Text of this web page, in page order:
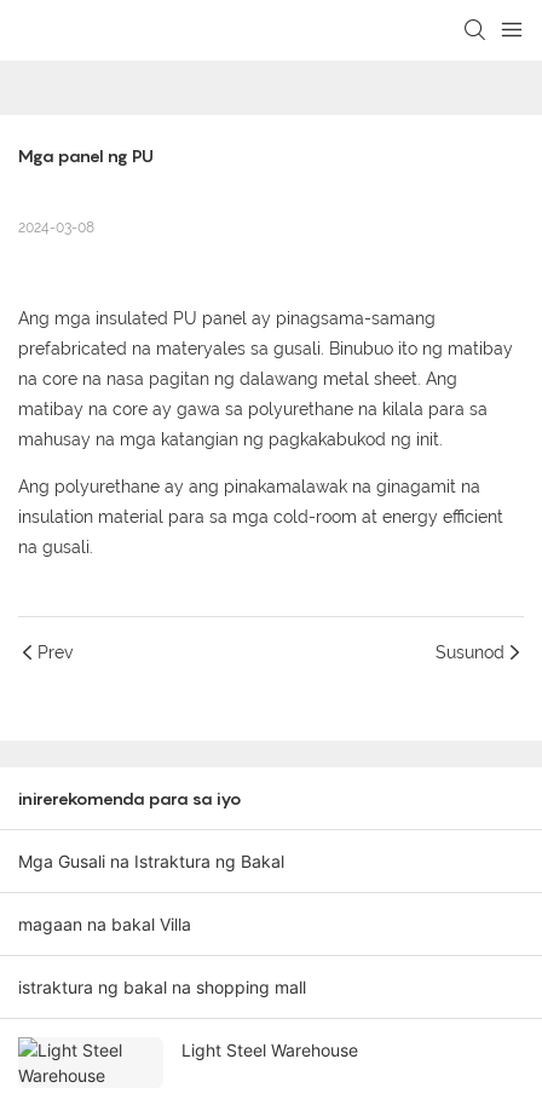
Mga panel ng PU
2024-03-08
Ang mga insulated PU panel ay pinagsama-samang
prefabricated na materyales sa gusali. Binubuo ito ng matibay
na core na nasa pagitan ng dalawang metal sheet. Ang
matibay na core ay gawa sa polyurethane na kilala para sa
mahusay na mga katangian ng pagkakabukod ng init.
Ang polyurethane ay ang pinakamalawak na ginagamit na
insulation material para sa mga cold-room at energy efficient
na gusali.
Prev Susunod
inirerekomenda para sa iyo
Mga Gusali na Istraktura ng Bakal
magaan na bakal Villa
istraktura ng bakal na shopping mall
Light Steel Warehouse